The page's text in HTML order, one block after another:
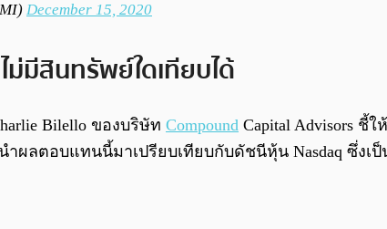
December 15, 2020
ม่มีสินทรัพย์ใดเทียบได้
Bilello ของบริษัท Compound Capital Advisors ชี้
นำผลตอบแทนนี้มาเปรียบเทียบกับดัชนีหุ้น Nasdaq ซึ่